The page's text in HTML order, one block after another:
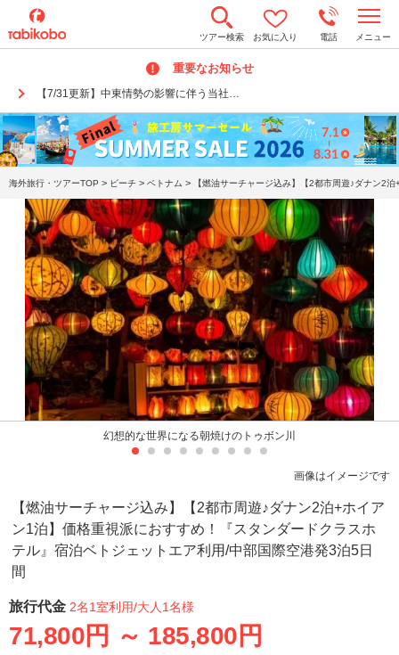
ツアー検索 お気に入り 電話 メニュー
重要なお知らせ
【7/31更新】中東情勢の影響に伴う当社…
o
n
a
v
i
g
a
o
n
海外旅行・ツアーTOP > ビーチ > ベトナム > 【燃油サーチャージ込み】【2都市周遊♪ダナン2
幻想的な世界になる朝焼けのトゥボン川
画像はイメージです
【燃油サーチャージ込み】【2都市周遊♪ダナン2泊+ホイア
ン1泊】価格重視派におすすめ！『スタンダードクラスホ
テル』宿泊ベトジェットエア利用/中部国際空港発3泊5日
間
旅行代金 2名1室利用/大人1名様
71,800円 ～ 185,800円